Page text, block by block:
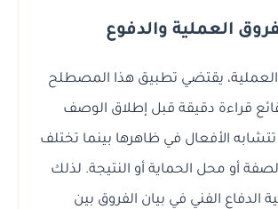
العملية والدفوع
العملية، يقتضي تطبيق هذا المصطلح
قراءة دقيقة قبل إطلاق الوصف
تتشابه الأفعال في ظاهرها بينما تختلف
أو محل الحماية أو النتيجة. لذلك
الدفاع الفني في بيان الفروق بين